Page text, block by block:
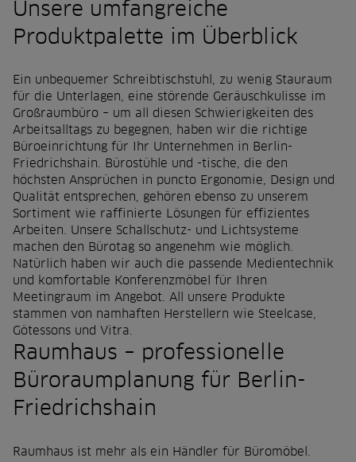
Unsere umfangreiche
Produktpalette im Überblick
Ein unbequemer Schreibtischstuhl, zu wenig Stauraum
für die Unterlagen, eine störende Geräuschkulisse im
Großraumbüro – um all diesen Schwierigkeiten des
Arbeitsalltags zu begegnen, haben wir die richtige
Büroeinrichtung für Ihr Unternehmen in Berlin-
Friedrichshain. Bürostühle und -tische, die den
höchsten Ansprüchen in puncto Ergonomie, Design und
Qualität entsprechen, gehören ebenso zu unserem
Sortiment wie raffinierte Lösungen für effizientes
Arbeiten. Unsere Schallschutz- und Lichtsysteme
machen den Bürotag so angenehm wie möglich.
Natürlich haben wir auch die passende Medientechnik
und komfortable Konferenzmöbel für Ihren
Meetingraum im Angebot. All unsere Produkte
stammen von namhaften Herstellern wie Steelcase,
Götessons und Vitra.
Raumhaus – professionelle
Büroraumplanung für Berlin-
Friedrichshain
Raumhaus ist mehr als ein Händler für Büromöbel.